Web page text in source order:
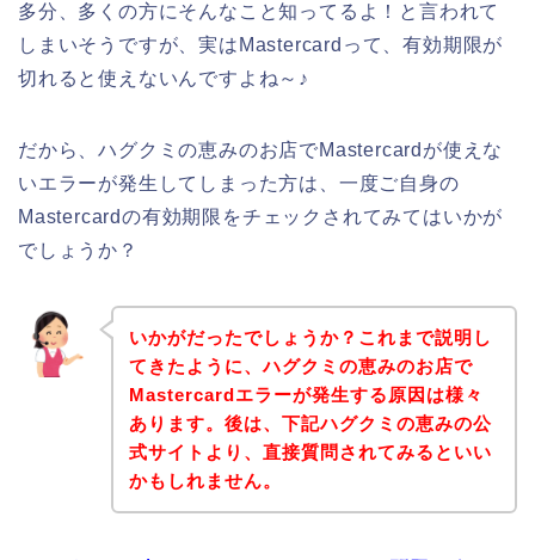
多分、多くの方にそんなこと知ってるよ！と言われて
しまいそうですが、実はMastercardって、有効期限が
切れると使えないんですよね～♪
だから、ハグクミの恵みのお店でMastercardが使えな
いエラーが発生してしまった方は、一度ご自身の
Mastercardの有効期限をチェックされてみてはいかが
でしょうか？
いかがだったでしょうか？これまで説明し
てきたように、ハグクミの恵みのお店で
Mastercardエラーが発生する原因は様々
あります。後は、下記ハグクミの恵みの公
式サイトより、直接質問されてみるといい
かもしれません。